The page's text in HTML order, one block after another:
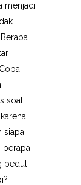
menjadi
soal
siapa
berapa
peduli,